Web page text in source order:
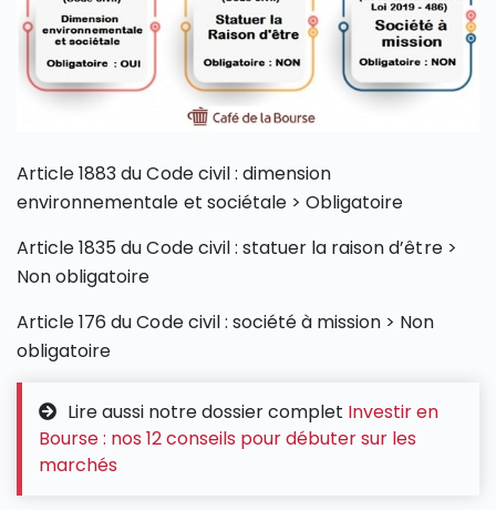
Article 1883 du Code civil : dimension
environnementale et sociétale > Obligatoire
Article 1835 du Code civil : statuer la raison d’être >
Non obligatoire
Article 176 du Code civil : société à mission > Non
obligatoire
Lire aussi notre dossier complet Investir en
Bourse : nos 12 conseils pour débuter sur les
marchés